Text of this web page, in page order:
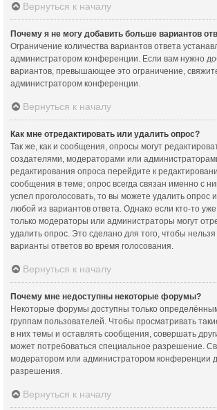
Вернуться к началу
Почему я не могу добавить больше вариантов
Ограничение количества вариантов ответа
администратором конференции. Если вам нужно
вариантов, превышающее это ограничение,
администратором конференции.
Вернуться к началу
Как мне отредактировать или удалить опрос?
Так же, как и сообщения, опросы могут
создателями, модераторами или
редактирования опроса перейдите к
сообщения в теме; опрос всегда связан именно с
успел проголосовать, то вы можете удалить опрос
любой из вариантов ответа. Однако если кто-то
только модераторы или администраторы могут
удалить опрос. Это сделано для того, чтобы
варианты ответов во время голосования.
Вернуться к началу
Почему мне недоступны некоторые форумы?
Некоторые форумы доступны только
группам пользователей. Чтобы просматривать
в них темы и оставлять сообщения, совершать
может потребоваться специальное разрешение.
модератором или администратором конференции
разрешения.
Вернуться к началу